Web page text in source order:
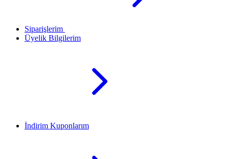
Siparişlerim
Üyelik Bilgilerim
İndirim Kuponlarım